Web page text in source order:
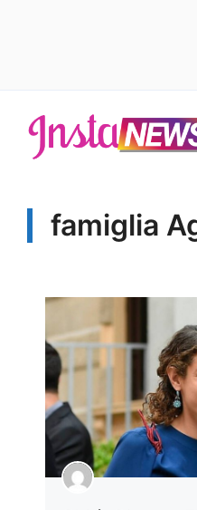
contenuto
famiglia